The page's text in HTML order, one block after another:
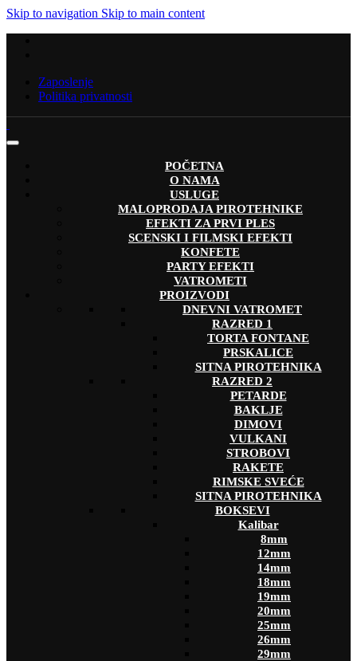
Skip to navigation Skip to main content
Zaposlenje
Politika privatnosti
POČETNA
O NAMA
USLUGE
MALOPRODAJA PIROTEHNIKE
EFEKTI ZA PRVI PLES
SCENSKI I FILMSKI EFEKTI
KONFETE
PARTY EFEKTI
VATROMETI
PROIZVODI
DNEVNI VATROMET
RAZRED 1
TORTA FONTANE
PRSKALICE
SITNA PIROTEHNIKA
RAZRED 2
PETARDE
BAKLJE
DIMOVI
VULKANI
STROBOVI
RAKETE
RIMSKE SVEĆE
SITNA PIROTEHNIKA
BOKSEVI
Kalibar
8mm
12mm
14mm
18mm
19mm
20mm
25mm
26mm
29mm